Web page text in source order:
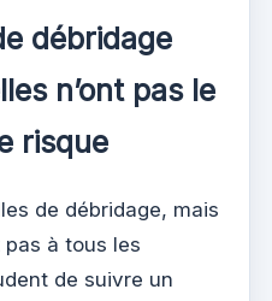
débridage
n’ont pas le
risque
de débridage, mais
à tous les
de suivre un